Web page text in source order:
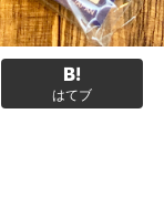
はてブ